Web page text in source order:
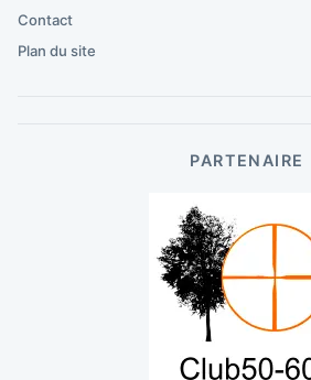
Contact
Plan du site
PARTENAIRE